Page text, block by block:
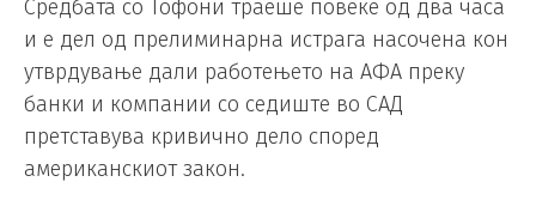
Средбата со Тофони траеше повеќе од два часа
и е дел од прелиминарна истрага насочена кон
утврдување дали работењето на АФА преку
банки и компании со седиште во САД
претставува кривично дело според
американскиот закон.